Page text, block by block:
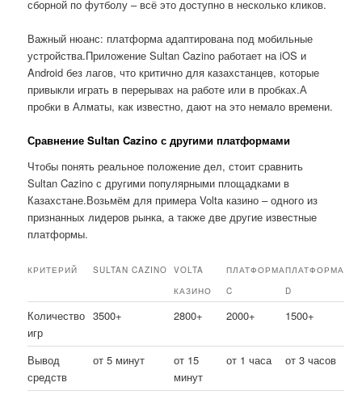
сборной по футболу – всё это доступно в несколько кликов.
Важный нюанс: платформа адаптирована под мобильные
устройства.Приложение Sultan Cazino работает на iOS и
Android без лагов, что критично для казахстанцев, которые
привыкли играть в перерывах на работе или в пробках.А
пробки в Алматы, как известно, дают на это немало времени.
Сравнение Sultan Cazino с другими платформами
Чтобы понять реальное положение дел, стоит сравнить
Sultan Cazino с другими популярными площадками в
Казахстане.Возьмём для примера Volta казино – одного из
признанных лидеров рынка, а также две другие известные
платформы.
КРИТЕРИЙ SULTAN CAZINO
VOLTA
КАЗИНО
ПЛАТФОРМА
C
ПЛАТФОРМА
D
Количество
игр
3500+ 2800+ 2000+ 1500+
Вывод
средств
от 5 минут
от 15
минут
от 1 часа от 3 часов